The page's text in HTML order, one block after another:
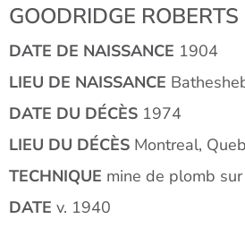
GOODRIDGE ROBERTS
DATE DE NAISSANCE 1904
LIEU DE NAISSANCE
DATE DU DÉCÈS 1974
LIEU DU DÉCÈS Montreal,
TECHNIQUE mine de plomb
DATE v. 1940